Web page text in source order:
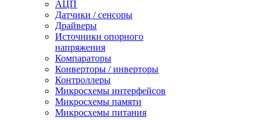
АЦП
Датчики / сенсоры
Драйверы
Источники опорного
напряжения
Компараторы
Конверторы / инверторы
Контроллеры
Микросхемы интерфейсов
Микросхемы памяти
Микросхемы питания